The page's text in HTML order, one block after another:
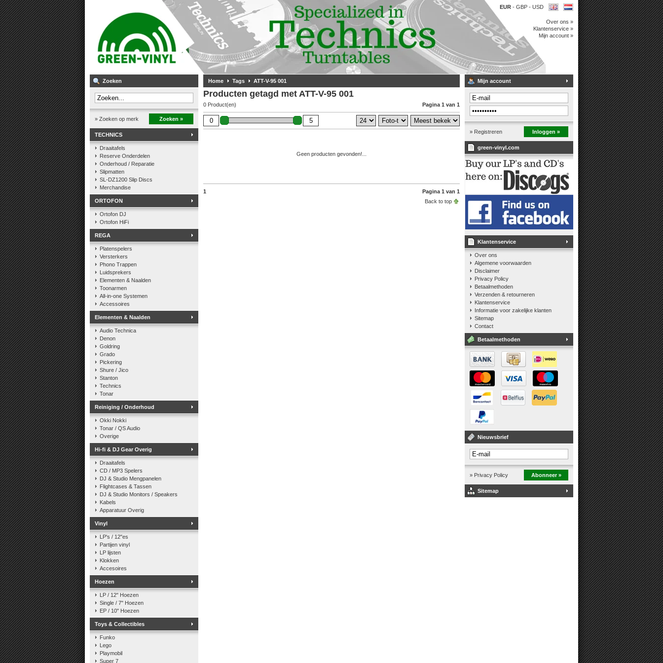
EUR - GBP - USD
Over ons »
Klantenservice »
Mijn account »
Zoeken
» Zoeken op merk Zoeken »
TECHNICS
Draaitafels
Reserve Onderdelen
Onderhoud / Reparatie
Slipmatten
SL-DZ1200 Slip Discs
Merchandise
ORTOFON
Ortofon DJ
Ortofon HiFi
REGA
Platenspelers
Versterkers
Phono Trappen
Luidsprekers
Elementen & Naalden
Toonarmen
All-in-one Systemen
Accessoires
Elementen & Naalden
Audio Technica
Denon
Goldring
Grado
Pickering
Shure / Jico
Stanton
Technics
Tonar
Reiniging / Onderhoud
Okki Nokki
Tonar / QS Audio
Overige
Hi-fi & DJ Gear Overig
Draaitafels
CD / MP3 Spelers
DJ & Studio Mengpanelen
Flightcases & Tassen
DJ & Studio Monitors / Speakers
Kabels
Apparatuur Overig
Vinyl
LP's / 12"es
Partijen vinyl
LP lijsten
Klokken
Accesoires
Hoezen
LP / 12" Hoezen
Single / 7" Hoezen
EP / 10" Hoezen
Toys & Collectibles
Funko
Lego
Playmobil
Super 7
Home Tags ATT-V-95 001
Producten getagd met ATT-V-95 001
0 Product(en) Pagina 1 van 1
Geen producten gevonden!...
1
Pagina 1 van 1
Back to top
Mijn account
» Registreren Inloggen »
green-vinyl.com
Klantenservice
Over ons
Algemene voorwaarden
Disclaimer
Privacy Policy
Betaalmethoden
Verzenden & retourneren
Klantenservice
Informatie voor zakelijke klanten
Sitemap
Contact
Betaalmethoden
Nieuwsbrief
» Privacy Policy Abonneer »
Sitemap